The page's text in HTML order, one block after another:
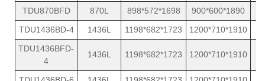
TDU870BFD
870L 898*572*1698
900*600*1890
TDU1436BD-4
1436L 1198*682*1723
1200*710*1910
TDU1436BFD-
4
1436L 1198*682*1723 1200*710*1910